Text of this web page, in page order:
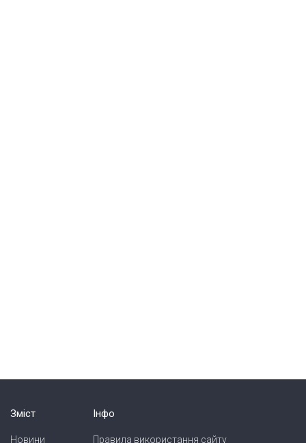
Зміст
Новини
Інфо
Правила використання сайту